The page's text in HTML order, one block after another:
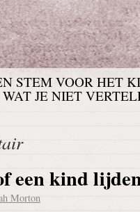
STEM VOOR HET
WAT JE NIET
een kind
Morton